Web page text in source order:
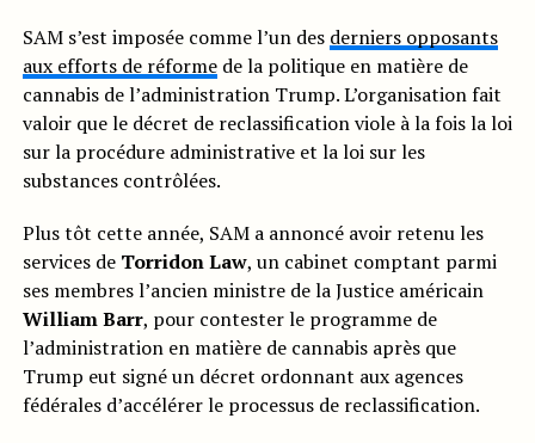
SAM s’est imposée comme l’un des derniers opposants
aux efforts de réformede la politique en matière de
cannabis de l’administration Trump. L’organisation fait
valoir que le décret de reclassification viole à la fois la loi
sur la procédure administrative et la loi sur les
substances contrôlées.
Plus tôt cette année, SAM a annoncé avoir retenu les
services de Torridon Law, un cabinet comptant parmi
ses membres l’ancien ministre de la Justice américain
William Barr, pour contester le programme de
l’administration en matière de cannabis après que
Trump eut signé un décret ordonnant aux agences
fédérales d’accélérer le processus de reclassification.